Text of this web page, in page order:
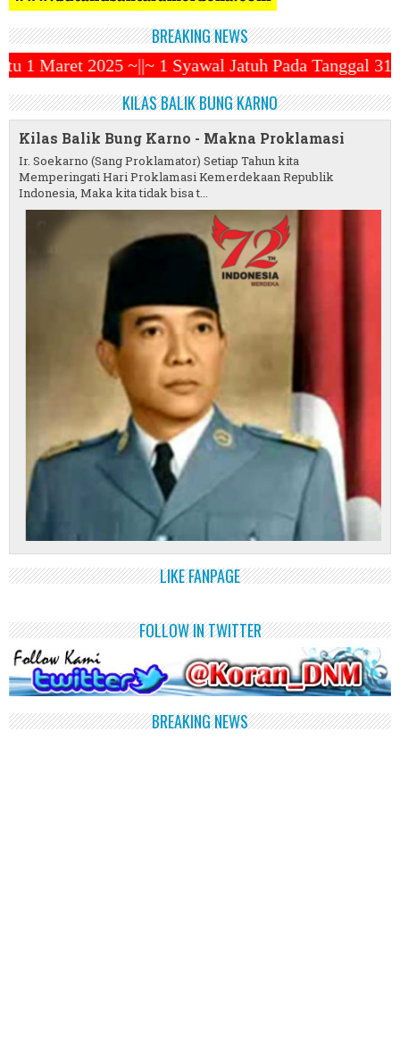
BREAKING NEWS
Jatuh Pada Tanggal 31 Maret 2025 ~||~
KILAS BALIK BUNG KARNO
Kilas Balik Bung Karno - Makna Proklamasi
Ir. Soekarno (Sang Proklamator) Setiap Tahun kita
Memperingati Hari Proklamasi Kemerdekaan Republik
Indonesia, Maka kita tidak bisa t...
LIKE FANPAGE
FOLLOW IN TWITTER
BREAKING NEWS